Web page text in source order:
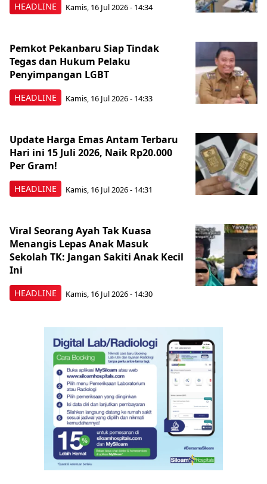
HEADLINE Kamis, 16 Jul 2026 - 14:34
HEADLINE
Pemkot Pekanbaru Siap Tindak
Tegas dan Hukum Pelaku
Penyimpangan LGBT
Kamis, 16 Jul 2026 - 14:33
HEADLINE
Update Harga Emas Antam Terbaru
Hari ini 15 Juli 2026, Naik Rp20.000
Per Gram!
Kamis, 16 Jul 2026 - 14:31
HEADLINE
Viral Seorang Ayah Tak Kuasa
Menangis Lepas Anak Masuk
Sekolah TK: Jangan Sakiti Anak Kecil
Ini
Kamis, 16 Jul 2026 - 14:30